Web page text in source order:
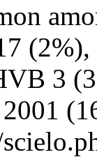
(2%),
3